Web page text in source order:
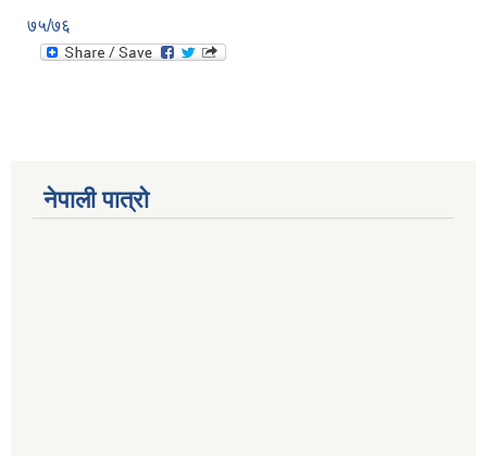
७५/७६
नेपाली पात्रो